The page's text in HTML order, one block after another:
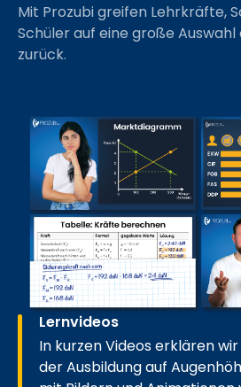
Mit Prozubi greifen Lehrkräfte,
Schüler auf eine große
zurück.
Lernvideos
In kurzen Videos erklären
der Ausbildung auf